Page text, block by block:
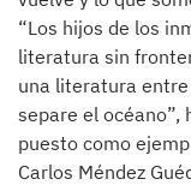
“Los hijos de los
literatura sin
una literatura
separe el océano”,
puesto como
Carlos Méndez